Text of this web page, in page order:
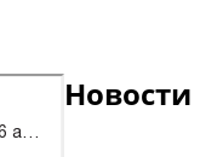
Новости